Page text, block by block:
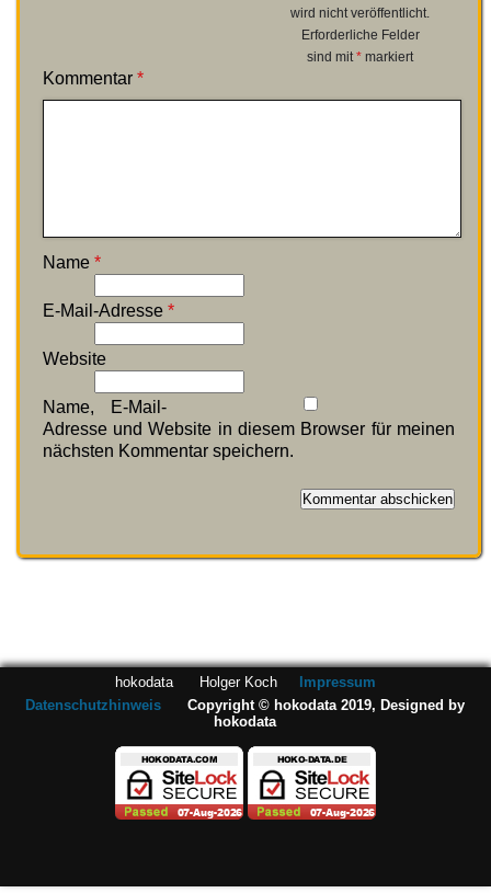
wird nicht veröffentlicht.
Erforderliche Felder
sind mit* markiert
Kommentar *
Name *
E-Mail-Adresse *
Website
Name, E-Mail-
Adresse und Website in diesem Browser für meinen
nächsten Kommentar speichern.
hokodata Holger Koch
Impressum
Datenschutzhinweis
Copyright © hokodata 2019, Designed by
hokodata